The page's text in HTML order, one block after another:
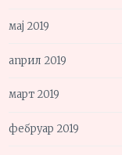
мај 2019
април 2019
март 2019
фебруар 2019